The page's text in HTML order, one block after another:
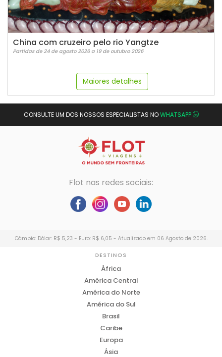
China com cruzeiro pelo rio Yangtze
Partidas de 24 de agosto 2026 a 19 de outubro 2026
Maiores detalhes
CONSULTE UM DOS NOSSOS ESPECIALISTAS NOWHATSAPP
Flot nas redes sociais:
Câmbio: Dólar: R$ 5,23 - Euro: R$ 6,05 - Atualizado em 06 Agosto de 2026.
DESTINOS
África
América Central
América do Norte
América do Sul
Brasil
Caribe
Europa
Ásia